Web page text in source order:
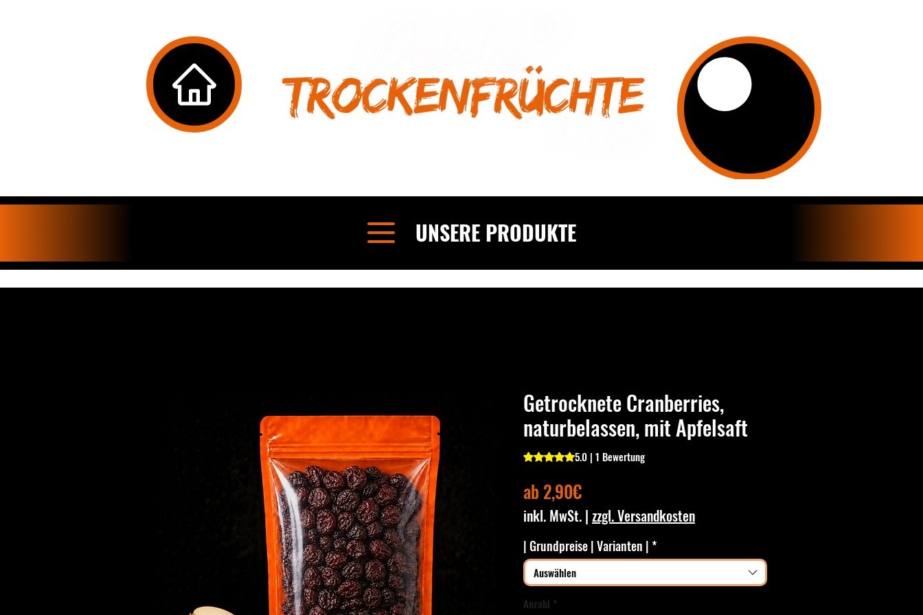
UNSERE PRODUKTE
Getrocknete Cranberries,
naturbelassen, mit Apfelsaft
Das Rating beträgt 5.0 von fünf Sternen, basierend auf 1 Bewertung.
5.0 | 1 Bewertung
ab 2,90€Sale-
Preis
inkl. MwSt. | zzgl. Versandkosten
| Grundpreise | Varianten |*
Auswählen
Anzahl *